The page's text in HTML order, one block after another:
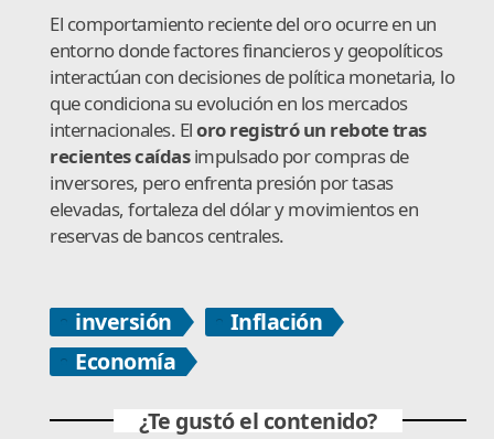
El comportamiento reciente del oro ocurre en un
entorno donde factores financieros y geopolíticos
interactúan con decisiones de política monetaria, lo
que condiciona su evolución en los mercados
internacionales. Eloro registró un rebote tras
recientes caídasimpulsado por compras de
inversores, pero enfrenta presión por tasas
elevadas, fortaleza del dólar y movimientos en
reservas de bancos centrales.
inversión
Inflación
Economía
¿Te gustó el contenido?